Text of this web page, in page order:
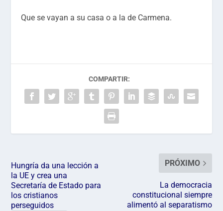
Que se vayan a su casa o a la de Carmena.
COMPARTIR:
Hungría da una lección a
la UE y crea una
Secretaría de Estado para
los cristianos
perseguidos
PRÓXIMO
La democracia
constitucional siempre
alimentó al separatismo